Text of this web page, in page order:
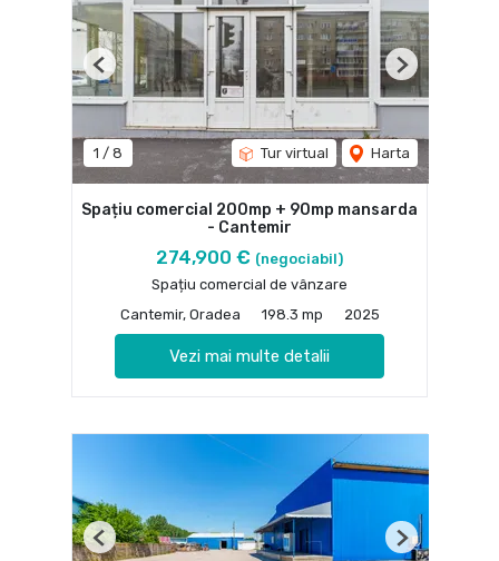
1 / 8 Tur virtual Harta
Previous Next
Spațiu comercial 200mp + 90mp mansarda
- Cantemir
274,900 € (negociabil)
Spațiu comercial de vânzare
Cantemir, Oradea
198.3 mp 2025
Vezi mai multe detalii
Previous Next